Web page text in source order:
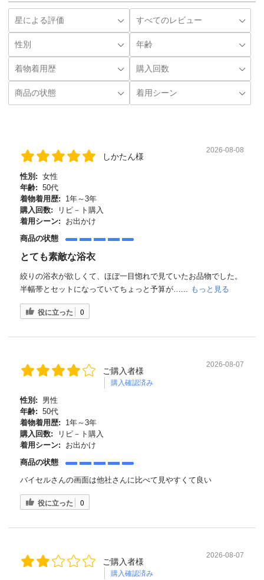
しかたん様
2026-08-08
性別: 女性
年齢: 50代
着物着用歴:
1年～3年
購入回数:
リピ－ト購入
着用シーン:
お出かけ
商品の状態
とても素敵な浴衣
絞りの浴衣が欲しくて、ほぼ一目惚れで見ていたお品物でした。
半幅帯とセットになっていてちょっと予算が…... もっと見る
役に立った 0
ご購入者様
購入確認済み
2026-08-07
性別:
男性
年齢: 50代
着物着用歴:
1年～3年
購入回数:
リピ－ト購入
着用シーン:
お出かけ
商品の状態
バイセルさんの画面は他社さんに比べて見やすくて良い
役に立った 0
ご購入者様
購入確認済み
2026-08-07